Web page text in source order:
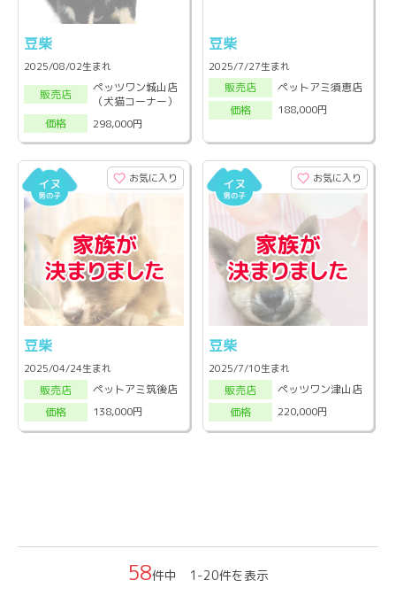
豆柴
2025/08/02生まれ
販売店
ペッツワン城山店
（犬猫コーナー）
価格
298,000円
豆柴
2025/7/27生まれ
販売店
ペットアミ須恵店
価格
188,000円
お気に入り
豆柴
2025/04/24生まれ
販売店
ペットアミ筑後店
価格
138,000円
お気に入り
豆柴
2025/7/10生まれ
販売店
ペッツワン津山店
価格
220,000円
58件中 1-20件を表示